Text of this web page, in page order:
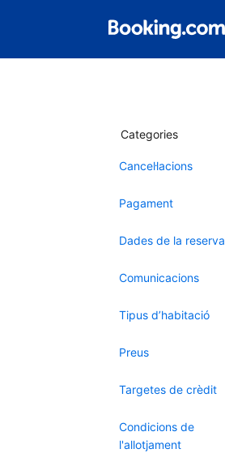
Categories
Cancel·lacions
Pagament
Dades de la reserva
Comunicacions
Tipus d’habitació
Preus
Targetes de crèdit
Condicions de
l'allotjament